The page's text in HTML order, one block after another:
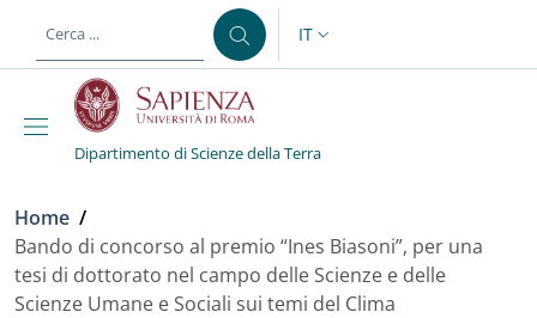
al contenuto principale
SELETTORE LINGUA:
IT
Dipartimento di Scienze della Terra
Briciole di pane
Home /
Bando di concorso al premio “Ines Biasoni”, per una
tesi di dottorato nel campo delle Scienze e delle
Scienze Umane e Sociali sui temi del Clima